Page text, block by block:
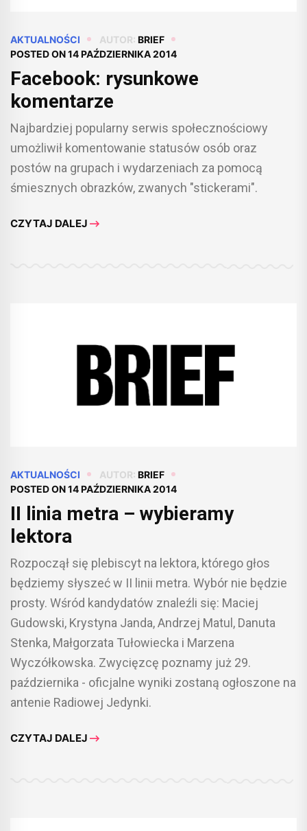
AKTUALNOŚCI AUTOR: BRIEF
POSTED ON14 PAŹDZIERNIKA 2014
Facebook: rysunkowe
komentarze
Najbardziej popularny serwis społecznościowy
umożliwił komentowanie statusów osób oraz
postów na grupach i wydarzeniach za pomocą
śmiesznych obrazków, zwanych "stickerami".
CZYTAJ DALEJ
AKTUALNOŚCI AUTOR: BRIEF
POSTED ON14 PAŹDZIERNIKA 2014
II linia metra – wybieramy
lektora
Rozpoczął się plebiscyt na lektora, którego głos
będziemy słyszeć w II linii metra. Wybór nie będzie
prosty. Wśród kandydatów znaleźli się: Maciej
Gudowski, Krystyna Janda, Andrzej Matul, Danuta
Stenka, Małgorzata Tułowiecka i Marzena
Wyczółkowska. Zwycięzcę poznamy już 29.
października - oficjalne wyniki zostaną ogłoszone na
antenie Radiowej Jedynki.
CZYTAJ DALEJ